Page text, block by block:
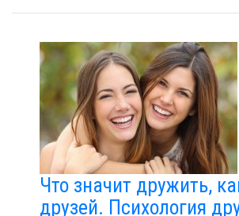
Что значит дружить,
друзей. Психология